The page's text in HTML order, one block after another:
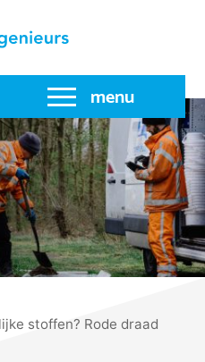
menu
stoffen? Rode draad